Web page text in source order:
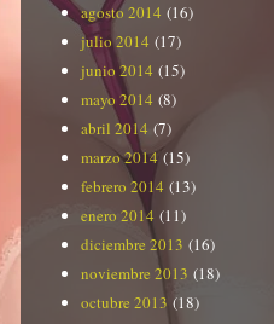
agosto 2014 (16)
julio 2014 (17)
junio 2014 (15)
mayo 2014 (8)
abril 2014 (7)
marzo 2014 (15)
febrero 2014 (13)
enero 2014 (11)
diciembre 2013 (16)
noviembre 2013 (18)
octubre 2013 (18)